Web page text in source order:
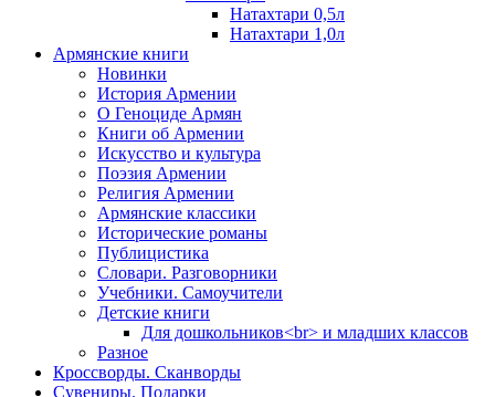
Натахтари 0,5л
Натахтари 1,0л
Армянские книги
Новинки
История Армении
О Геноциде Армян
Книги об Армении
Иcкусство и культура
Поэзия Армении
Религия Армении
Армянские классики
Исторические романы
Публицистика
Словари. Разговорники
Учебники. Самоучители
Детские книги
Для дошкольников<br> и младших классов
Разное
Кроссворды. Сканворды
Сувениры. Подарки